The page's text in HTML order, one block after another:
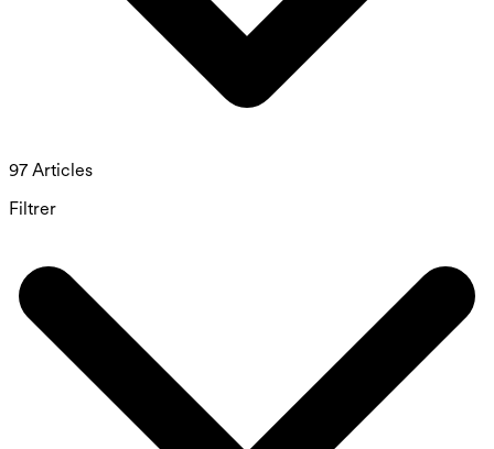
97 Articles
Filtrer